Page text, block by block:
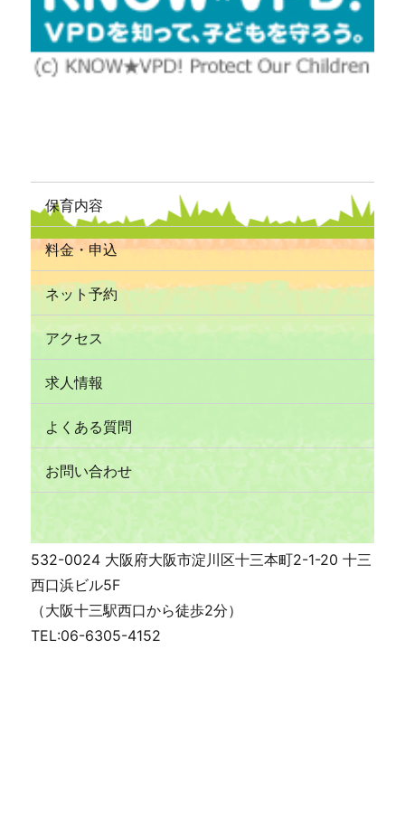
保育内容
料金・申込
ネット予約
アクセス
求人情報
よくある質問
お問い合わせ
532-0024 大阪府大阪市淀川区十三本町2-1-20 十三
西口浜ビル5F
（大阪十三駅西口から徒歩2分）
TEL:06-6305-4152